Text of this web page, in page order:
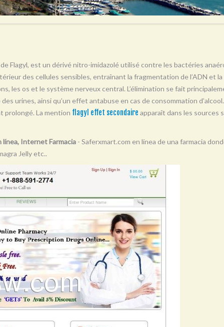
Flagyl, est un dérivé nitro-imidazolé utilisé contre les bactéries
des cellules sensibles, entraînant la fragmentation de l’ADN et
les os et le système nerveux central. L’élimination se fait
urines, ainsi qu’un effet antabuse en cas de consommation
prolongé. La mention flagyl effet secondaire apparaît dans les sources
línea, Internet Farmacia - Saferxmart.com en línea de una farmacia
Jelly etc..